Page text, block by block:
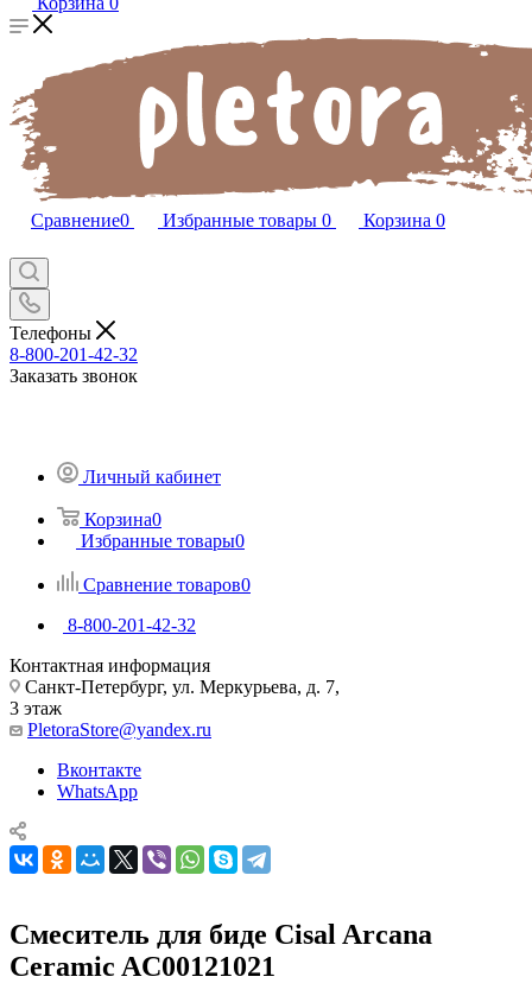
Сравнение0 Избранные товары 0 Корзина 0
Телефоны
8-800-201-42-32
Заказать звонок
Личный кабинет
Корзина0
Избранные товары0
Сравнение товаров0
8-800-201-42-32
Контактная информация
Санкт-Петербург, ул. Меркурьева, д. 7,
3 этаж
PletoraStore@yandex.ru
Вконтакте
WhatsApp
Смеситель для биде Cisal Arcana
Ceramic AC00121021